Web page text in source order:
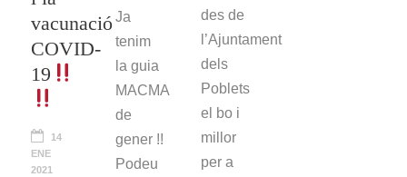
vacunació
COVID-
19
14
ENE
2021
Ja
tenim
la guia
MACMA
de
gener !!
Podeu
des de
l’Ajuntament
dels
Poblets
el bo i
millor
per a